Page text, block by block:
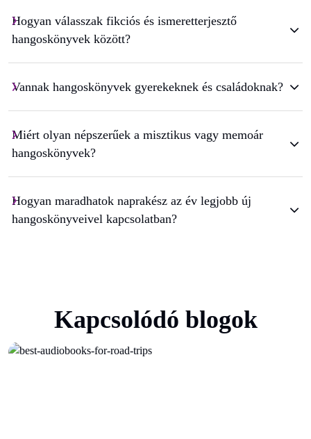
Hogyan válasszak fikciós és ismeretterjesztő
hangoskönyvek között?
Vannak hangoskönyvek gyerekeknek és családoknak?
Miért olyan népszerűek a misztikus vagy memoár
hangoskönyvek?
Hogyan maradhatok naprakész az év legjobb új
hangoskönyveivel kapcsolatban?
Kapcsolódó blogok